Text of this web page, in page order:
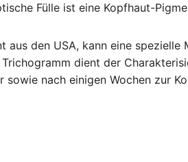
Fülle ist eine Kopfhaut-
den USA, kann eine spezielle
dient der
sowie nach einigen Wochen zur